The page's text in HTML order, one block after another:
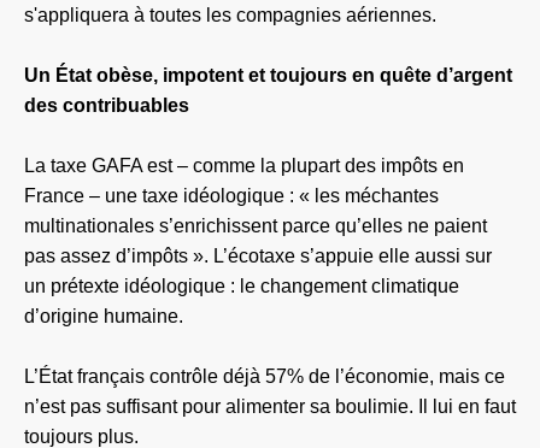
s'appliquera à toutes les compagnies aériennes.
Un État obèse, impotent et toujours en quête d’argent
des contribuables
La taxe GAFA est – comme la plupart des impôts en
France – une taxe idéologique : « les méchantes
multinationales s’enrichissent parce qu’elles ne paient
pas assez d’impôts ». L’écotaxe s’appuie elle aussi sur
un prétexte idéologique : le changement climatique
d’origine humaine.
L’État français contrôle déjà 57% de l’économie, mais ce
n’est pas suffisant pour alimenter sa boulimie. Il lui en faut
toujours plus.